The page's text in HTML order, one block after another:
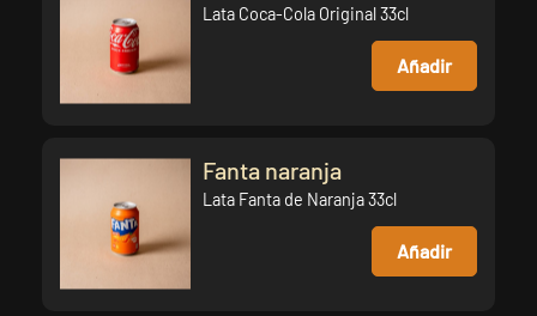
Lata Coca-Cola Original 33cl
Añadir
Fanta naranja
Lata Fanta de Naranja 33cl
Añadir